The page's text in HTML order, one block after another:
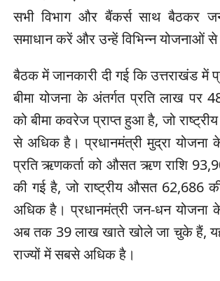
सभी विभाग और बैंकर्स साथ बैठकर
समाधान करें और उन्हें विभिन्न योजनाओं से
बैठक में जानकारी दी गई कि उत्तराखंड में
बीमा योजना के अंतर्गत प्रति लाख पर
को बीमा कवरेज प्राप्त हुआ है, जो
से अधिक है। प्रधानमंत्री मुद्रा योजना
प्रति ऋणकर्ता को औसत ऋण राशि
की गई है, जो राष्ट्रीय औसत 62,686
अधिक है। प्रधानमंत्री जन-धन योजना
अब तक 39 लाख खाते खोले जा चुके हैं,
राज्यों में सबसे अधिक है।